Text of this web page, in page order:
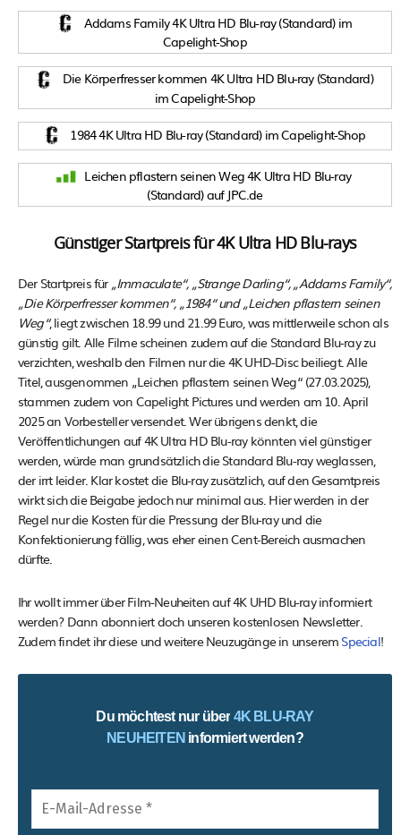
Addams Family 4K Ultra HD Blu-ray (Standard) im
Capelight-Shop
Die Körperfresser kommen 4K Ultra HD Blu-ray (Standard)
im Capelight-Shop
1984 4K Ultra HD Blu-ray (Standard) im Capelight-Shop
Leichen pflastern seinen Weg 4K Ultra HD Blu-ray
(Standard) auf JPC.de
Günstiger Startpreis für 4K Ultra HD Blu-rays
Der Startpreis für „Immaculate“, „Strange Darling“, „Addams Family“,
„Die Körperfresser kommen“, „1984“ und „Leichen pflastern seinen
Weg“, liegt zwischen 18.99 und 21.99 Euro, was mittlerweile schon als
günstig gilt. Alle Filme scheinen zudem auf die Standard Blu-ray zu
verzichten, weshalb den Filmen nur die 4K UHD-Disc beiliegt. Alle
Titel, ausgenommen „Leichen pflastern seinen Weg“ (27.03.2025),
stammen zudem von Capelight Pictures und werden am 10. April
2025 an Vorbesteller versendet. Wer übrigens denkt, die
Veröffentlichungen auf 4K Ultra HD Blu-ray könnten viel günstiger
werden, würde man grundsätzlich die Standard Blu-ray weglassen,
der irrt leider. Klar kostet die Blu-ray zusätzlich, auf den Gesamtpreis
wirkt sich die Beigabe jedoch nur minimal aus. Hier werden in der
Regel nur die Kosten für die Pressung der Blu-ray und die
Konfektionierung fällig, was eher einen Cent-Bereich ausmachen
dürfte.
Ihr wollt immer über Film-Neuheiten auf 4K UHD Blu-ray informiert
werden? Dann abonniert doch unseren kostenlosen Newsletter.
Zudem findet ihr diese und weitere Neuzugänge in unserem Special!
Du möchtest nur über 4K BLU-RAY
NEUHEITEN informiert werden?